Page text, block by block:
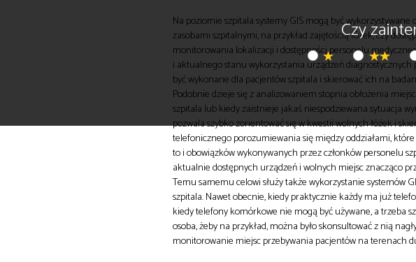
Na poziomie szpitala systemy GIS mogą być
zasobami szpitalnymi, na przykład zajętością łóżek, czy
monitorowania lokalizacji i dostępności personelu
i aktualnego stanu wykorzystania urządzeń
być wykonane dla pacjentów szpitala i skierować ich na
Podobnie dzieje się z analizowaniem stopnia obłożenia
szpitala lub kiedy zaistnieje jakaś niespodziewana sytuacja
pozwala szybko zorientować się w kwestii wolnych łóżek i
telefonicznego porozumiewania się między oddziałami,
to i obowiązków wykonywanych przez członków personelu
aktualnie dostępnych urządzeń i wolnych miejsc znacząco
Temu samemu celowi służy także wykorzystanie systemów
szpitala. Nawet obecnie, kiedy praktycznie każdy ma już
kiedy telefony komórkowe nie mogą być używane, a trzeba
osoba, żeby na przykład, można było skonsultować z nią
monitorowanie miejsc przebywania pacjentów na terenach
Czy